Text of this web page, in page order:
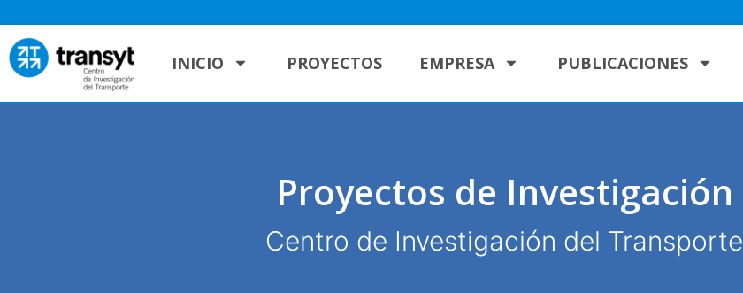
INICIO PROYECTOS EMPRESA PUBLICACIONES
Proyectos de Investigación
Centro de Investigación del Transporte